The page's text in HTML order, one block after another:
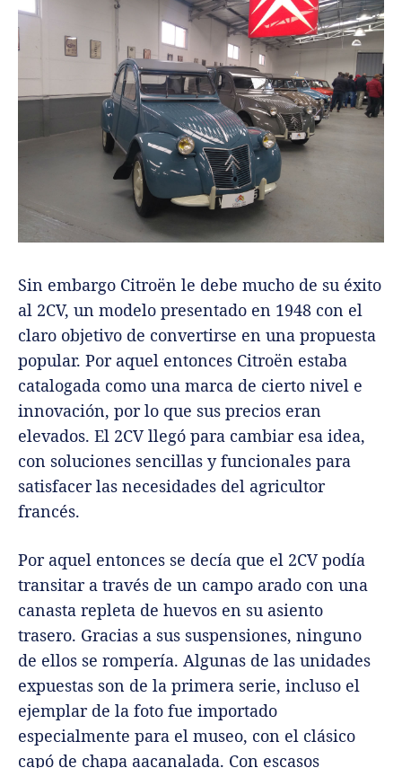
Sin embargo Citroën le debe mucho de su éxito
al 2CV, un modelo presentado en 1948 con el
claro objetivo de convertirse en una propuesta
popular. Por aquel entonces Citroën estaba
catalogada como una marca de cierto nivel e
innovación, por lo que sus precios eran
elevados. El 2CV llegó para cambiar esa idea,
con soluciones sencillas y funcionales para
satisfacer las necesidades del agricultor
francés.
Por aquel entonces se decía que el 2CV podía
transitar a través de un campo arado con una
canasta repleta de huevos en su asiento
trasero. Gracias a sus suspensiones, ninguno
de ellos se rompería. Algunas de las unidades
expuestas son de la primera serie, incluso el
ejemplar de la foto fue importado
especialmente para el museo, con el clásico
capó de chapa aacanalada. Con escasos